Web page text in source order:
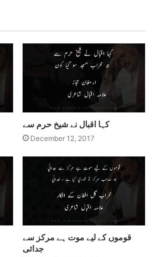
کہا اقبال نے شيخ حرم سے
December 12, 2017
قوموں کے ليے موت ہے مرکز سے
جدائی